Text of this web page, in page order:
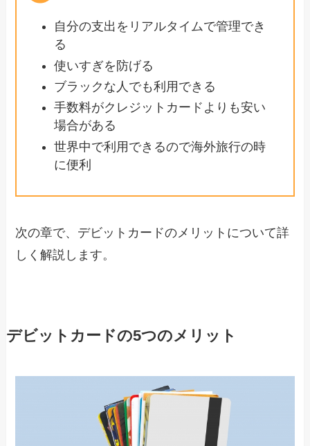
自分の支出をリアルタイムで管理でき
る
使いすぎを防げる
ブラックな人でも利用できる
手数料がクレジットカードよりも安い
場合がある
世界中で利用できるので海外旅行の時
に便利
次の章で、デビットカードのメリットについて詳
しく解説します。
デビットカードの5つのメリット